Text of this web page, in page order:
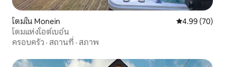
โดมใน Monein คะแนนเฉลี่ย
4.99 (70)
โดมแห่งโอต์เบอ์น
ครอบครัว · สถานที่ · สภาพ